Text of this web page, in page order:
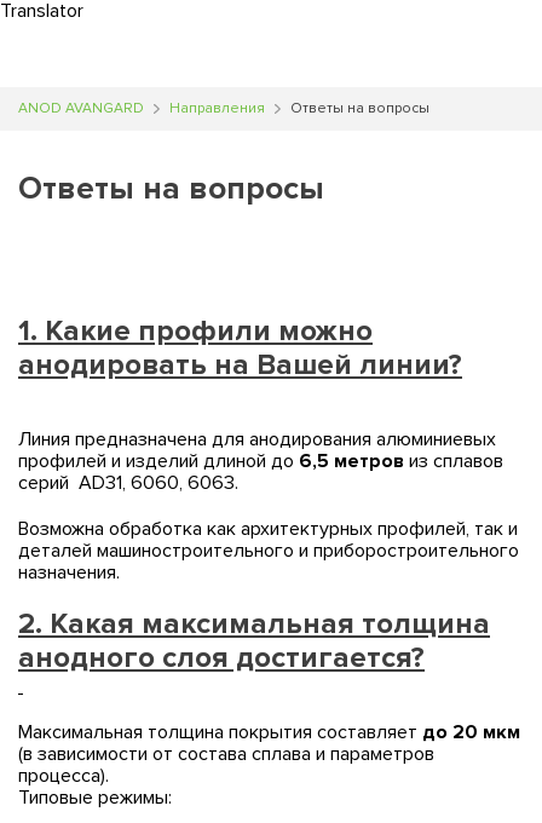
ANOD AVANGARD Направления Ответы на вопросы
Ответы на вопросы
Translator
Translator
Translator
1. Какие профили можно
анодировать на Вашей линии?
Линия предназначена для анодирования алюминиевых
профилей и изделий длиной до 6,5 метров из сплавов
серий AD31, 6060, 6063.
Возможна обработка как архитектурных профилей, так и
деталей машиностроительного и приборостроительного
назначения.
2. Какая максимальная толщина
анодного слоя достигается?
Максимальная толщина покрытия составляет до 20 мкм
(в зависимости от состава сплава и параметров
процесса).
Типовые режимы: